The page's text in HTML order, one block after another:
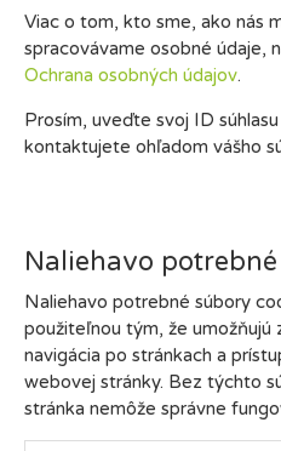
Viac o tom, kto sme, ako nás
spracovávame osobné údaje,
Ochrana osobných údajov.
Prosím, uveďte svoj ID
kontaktujete ohľadom vášho
Naliehavo potrebné
Naliehavo potrebné súbory
použiteľnou tým, že umožňujú
navigácia po stránkach a
webovej stránky. Bez týchto
stránka nemôže správne